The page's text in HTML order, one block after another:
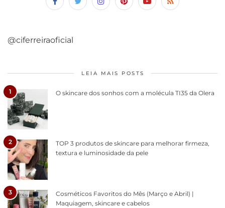
@ciferreiraoficial
LEIA MAIS POSTS
1 O skincare dos sonhos com a molécula TI35 da Olera
2
TOP 3 produtos de skincare para melhorar firmeza,
textura e luminosidade da pele
3
Cosméticos Favoritos do Mês (Março e Abril) |
Maquiagem, skincare e cabelos